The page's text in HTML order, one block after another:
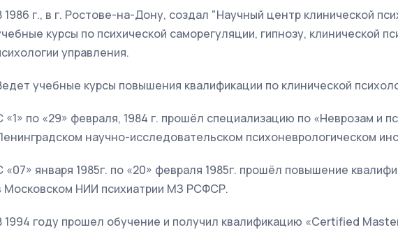
1986 г., в г. Ростове-на-Дону, создал "Научный центр клинической
курсы по психической саморегуляции, гипнозу, клинической
управления.
учебные курсы повышения квалификации по клинической
«1» по «29» февраля, 1984 г. прошёл специализацию по «Неврозам и
научно-исследовательском психоневрологическом
«07» января 1985г. по «20» февраля 1985г. прошёл повышение
Московском НИИ психиатрии МЗ РСФСР.
1994 году прошел обучение и получил квалификацию «Certified